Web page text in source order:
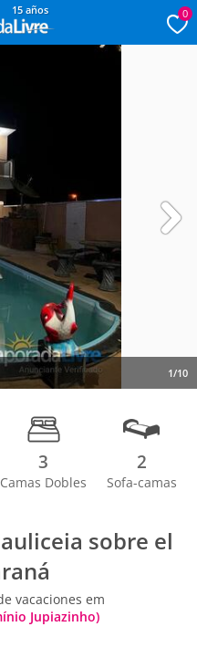
15 años 0
1/10
3
Camas Dobles
2
Sofa-camas
sobre el
vacaciones em
Jupiazinho)